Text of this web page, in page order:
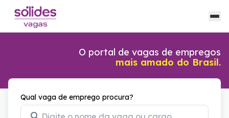
O portal de vagas de empregos
mais amado do Brasil.
Qual vaga de emprego procura?